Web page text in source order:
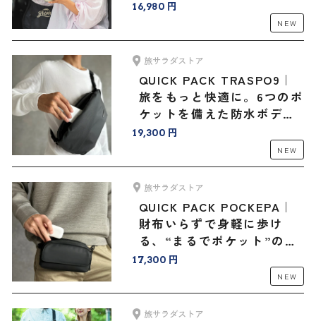
16,980 円
NEW
旅サラダストア
QUICK PACK TRASPO9｜
旅をもっと快適に。6つのポ
ケットを備えた防水ボディ
バッグ
19,300 円
NEW
旅サラダストア
QUICK PACK POCKEPA｜
財布いらずで身軽に歩け
る、“まるでポケット”のよ
うなバッグ
17,300 円
NEW
旅サラダストア